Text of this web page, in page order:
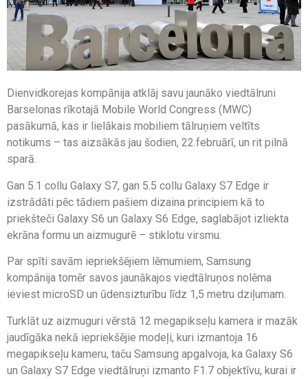
Dienvidkorejas kompānija atklāj savu jaunāko viedtālruni
Barselonas rīkotajā Mobile World Congress (MWC)
pasākumā, kas ir lielākais mobiliem tālruņiem veltīts
notikums – tas aizsākās jau šodien, 22.februārī, un rit pilnā
sparā.
Gan 5.1 collu Galaxy S7, gan 5.5 collu Galaxy S7 Edge ir
izstrādāti pēc tādiem pašiem dizaina principiem kā to
priekšteči Galaxy S6 un Galaxy S6 Edge, saglabājot izliekta
ekrāna formu un aizmugurē – stiklotu virsmu.
Par spīti savām iepriekšējiem lēmumiem, Samsung
kompānija tomēr savos jaunākajos viedtālruņos nolēma
ieviest microSD un ūdensizturību līdz 1,5 metru dziļumam.
Turklāt uz aizmuguri vērstā 12 megapikseļu kamera ir mazāk
jaudīgāka nekā iepriekšējie modeļi, kuri izmantoja 16
megapikseļu kameru, taču Samsung apgalvoja, ka Galaxy S6
un Galaxy S7 Edge viedtālruņi izmanto F1.7 objektīvu, kurai ir